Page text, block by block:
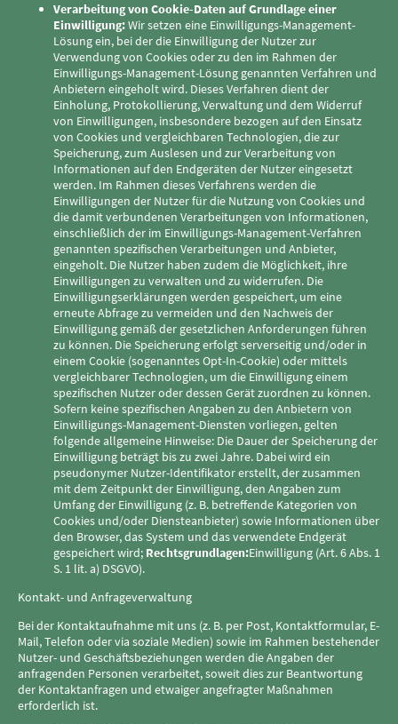
Verarbeitung von Cookie-Daten auf Grundlage einer
Einwilligung:Wir setzen eine Einwilligungs-Management-
Lösung ein, bei der die Einwilligung der Nutzer zur
Verwendung von Cookies oder zu den im Rahmen der
Einwilligungs-Management-Lösung genannten Verfahren und
Anbietern eingeholt wird. Dieses Verfahren dient der
Einholung, Protokollierung, Verwaltung und dem Widerruf
von Einwilligungen, insbesondere bezogen auf den Einsatz
von Cookies und vergleichbaren Technologien, die zur
Speicherung, zum Auslesen und zur Verarbeitung von
Informationen auf den Endgeräten der Nutzer eingesetzt
werden. Im Rahmen dieses Verfahrens werden die
Einwilligungen der Nutzer für die Nutzung von Cookies und
die damit verbundenen Verarbeitungen von Informationen,
einschließlich der im Einwilligungs-Management-Verfahren
genannten spezifischen Verarbeitungen und Anbieter,
eingeholt. Die Nutzer haben zudem die Möglichkeit, ihre
Einwilligungen zu verwalten und zu widerrufen. Die
Einwilligungserklärungen werden gespeichert, um eine
erneute Abfrage zu vermeiden und den Nachweis der
Einwilligung gemäß der gesetzlichen Anforderungen führen
zu können. Die Speicherung erfolgt serverseitig und/oder in
einem Cookie (sogenanntes Opt-In-Cookie) oder mittels
vergleichbarer Technologien, um die Einwilligung einem
spezifischen Nutzer oder dessen Gerät zuordnen zu können.
Sofern keine spezifischen Angaben zu den Anbietern von
Einwilligungs-Management-Diensten vorliegen, gelten
folgende allgemeine Hinweise: Die Dauer der Speicherung der
Einwilligung beträgt bis zu zwei Jahre. Dabei wird ein
pseudonymer Nutzer-Identifikator erstellt, der zusammen
mit dem Zeitpunkt der Einwilligung, den Angaben zum
Umfang der Einwilligung (z. B. betreffende Kategorien von
Cookies und/oder Diensteanbieter) sowie Informationen über
den Browser, das System und das verwendete Endgerät
gespeichert wird; Rechtsgrundlagen:Einwilligung (Art. 6 Abs. 1
S. 1 lit. a) DSGVO).
Kontakt- und Anfrageverwaltung
Bei der Kontaktaufnahme mit uns (z. B. per Post, Kontaktformular, E-
Mail, Telefon oder via soziale Medien) sowie im Rahmen bestehender
Nutzer- und Geschäftsbeziehungen werden die Angaben der
anfragenden Personen verarbeitet, soweit dies zur Beantwortung
der Kontaktanfragen und etwaiger angefragter Maßnahmen
erforderlich ist.